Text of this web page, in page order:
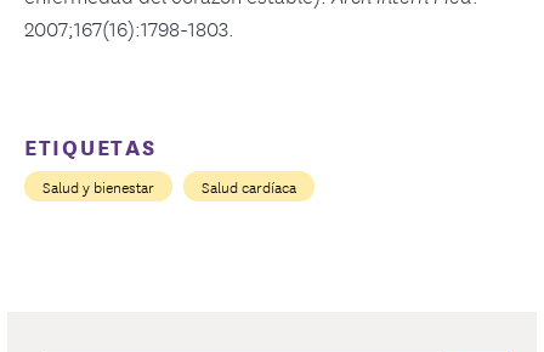
2007;167(16):1798-1803.
ETIQUETAS
Salud y bienestar Salud cardíaca